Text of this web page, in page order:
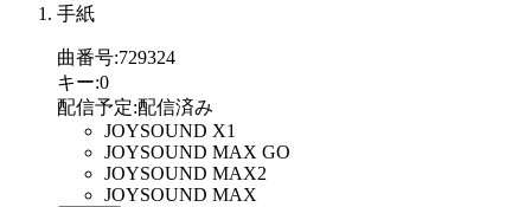
手紙
曲番号:729324
キー:0
配信予定:配信済み
JOYSOUND X1
JOYSOUND MAX GO
JOYSOUND MAX2
JOYSOUND MAX